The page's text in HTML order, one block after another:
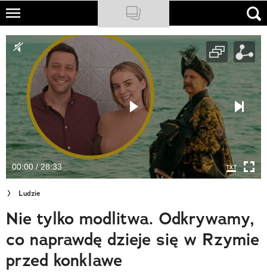
Skip
main
content
NATIONAL GEOGRAPHIC
TRAVELER
PODCASTY
Sklep
Newsletter
Cuda Polski
Wielki Konkurs Fotograficzny
Trendbook Podróżniczy
Polecane
00:00 / 28:33
Ludzie
Nie tylko modlitwa. Odkrywamy,
co naprawdę dzieje się w Rzymie
przed konklawe